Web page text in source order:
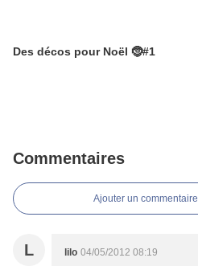
Des décos pour Noël 🤶#1
Commentaires
Ajouter un commentaire
L lilo 04/05/2012 08:19